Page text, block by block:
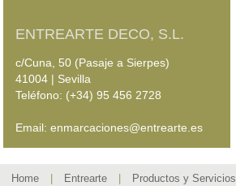
ENTREARTE DECO, S.L.
c/Cuna, 50 (Pasaje a Sierpes)
41004 | Sevilla
Teléfono: (+34) 95 456 2728
Email: enmarcaciones@entrearte.es
Home Entrearte Productos y Servicios